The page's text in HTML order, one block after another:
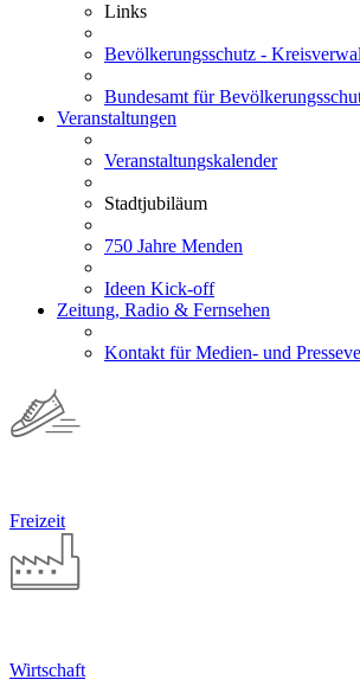
Links
Bevölkerungsschutz -
Bundesamt für
Veranstaltungen
Veranstaltungskalender
Stadtjubiläum
750 Jahre Menden
Ideen Kick-off
Zeitung, Radio & Fernsehen
Kontakt für Medien- und
Freizeit
Wirtschaft